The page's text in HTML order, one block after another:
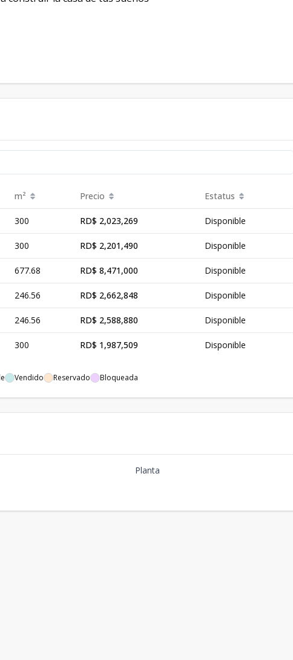
m² Precio Estatus
300 RD$ 2,023,269 Disponible
300 RD$ 2,201,490 Disponible
677.68 RD$ 8,471,000 Disponible
246.56 RD$ 2,662,848 Disponible
246.56 RD$ 2,588,880 Disponible
300 RD$ 1,987,509 Disponible
Vendido Reservado Bloqueada
Planta